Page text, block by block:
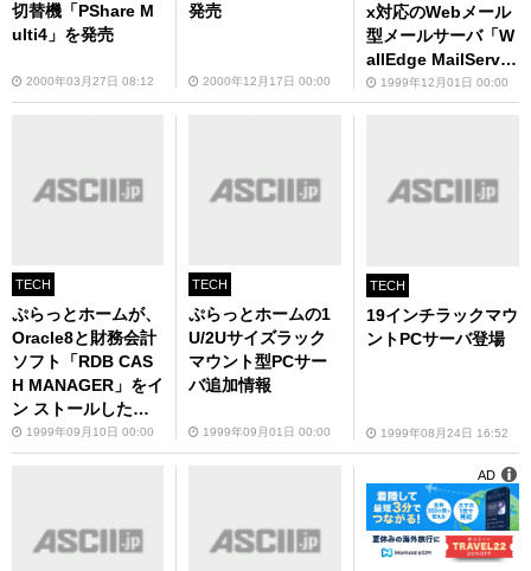
切替機「PShare M
ulti4」を発売
2000年03月27日 08:12
発売
2000年12月17日 00:00
x対応のWebメール
型メールサーバ「W
allEdge MailServer
スターターパック」
を発売
1999年12月01日 00:00
TECH
ぷらっとホームが、
Oracle8と財務会計
ソフト「RDB CAS
H MANAGER」をイ
ン ストールしたソ
リューションを販売
1999年09月10日 00:00
TECH
ぷらっとホームの1
U/2Uサイズラック
マウント型PCサー
バ追加情報
1999年09月01日 00:00
TECH
19インチラックマウ
ントPCサーバ登場
1999年08月24日 16:52
AD